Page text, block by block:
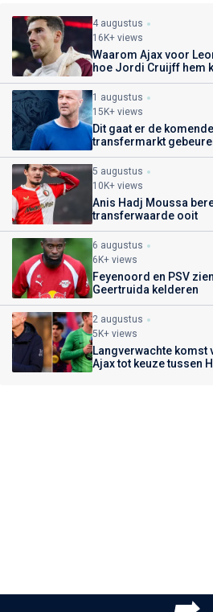
4 augustus
16K+ views
Waarom Ajax voor
hoe Jordi Cruijff hem
1 augustus
15K+ views
Dit gaat er de
transfermarkt
5 augustus
10K+ views
Anis Hadj Moussa
transferwaarde ooit
6 augustus
6K+ views
Feyenoord en PSV
Geertruida kelderen
2 augustus
5K+ views
Langverwachte komst
Ajax tot keuze tussen